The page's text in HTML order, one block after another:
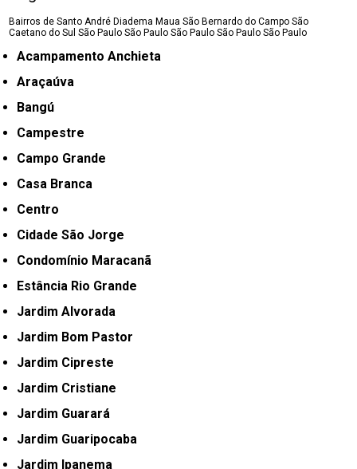
Bairros de Santo André Diadema Maua São Bernardo do Campo São
Caetano do SulSão Paulo São Paulo São Paulo São Paulo São Paulo
Acampamento Anchieta
Araçaúva
Bangú
Campestre
Campo Grande
Casa Branca
Centro
Cidade São Jorge
Condomínio Maracanã
Estância Rio Grande
Jardim Alvorada
Jardim Bom Pastor
Jardim Cipreste
Jardim Cristiane
Jardim Guarará
Jardim Guaripocaba
Jardim Ipanema